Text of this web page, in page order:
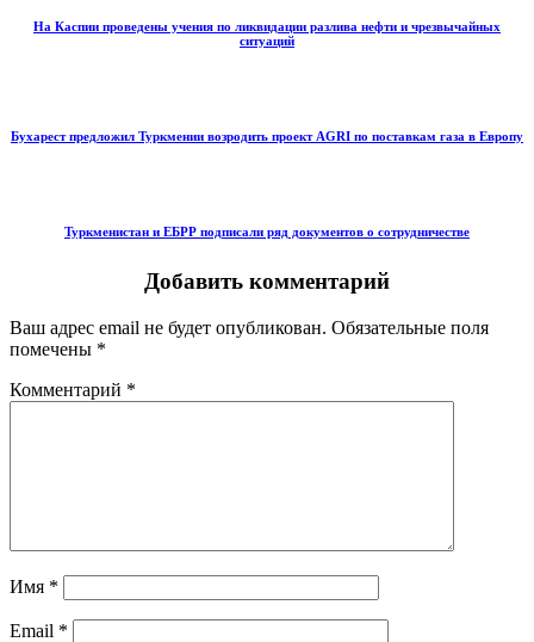
На Каспии проведены учения по ликвидации разлива нефти и чрезвычайных
ситуаций
Бухарест предложил Туркмении возродить проект AGRI по поставкам газа в Европу
Туркменистан и ЕБРР подписали ряд документов о сотрудничестве
Добавить комментарий
Ваш адрес email не будет опубликован. Обязательные поля
помечены *
Комментарий *
Имя *
Email *